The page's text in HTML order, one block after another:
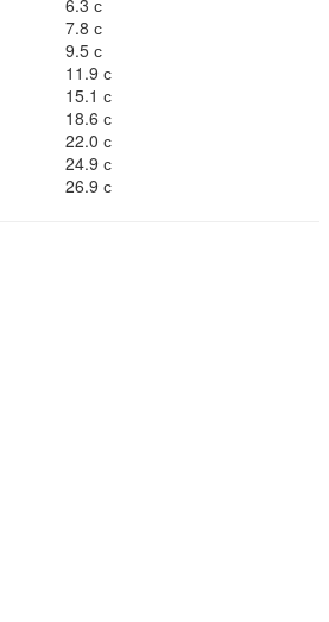
6.3 с
7.8 с
9.5 с
11.9 с
15.1 с
18.6 с
22.0 с
24.9 с
26.9 с